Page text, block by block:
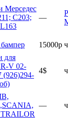
Мерседес
C203;
—
15000р
для
V 02-
(926)294-
4$
—